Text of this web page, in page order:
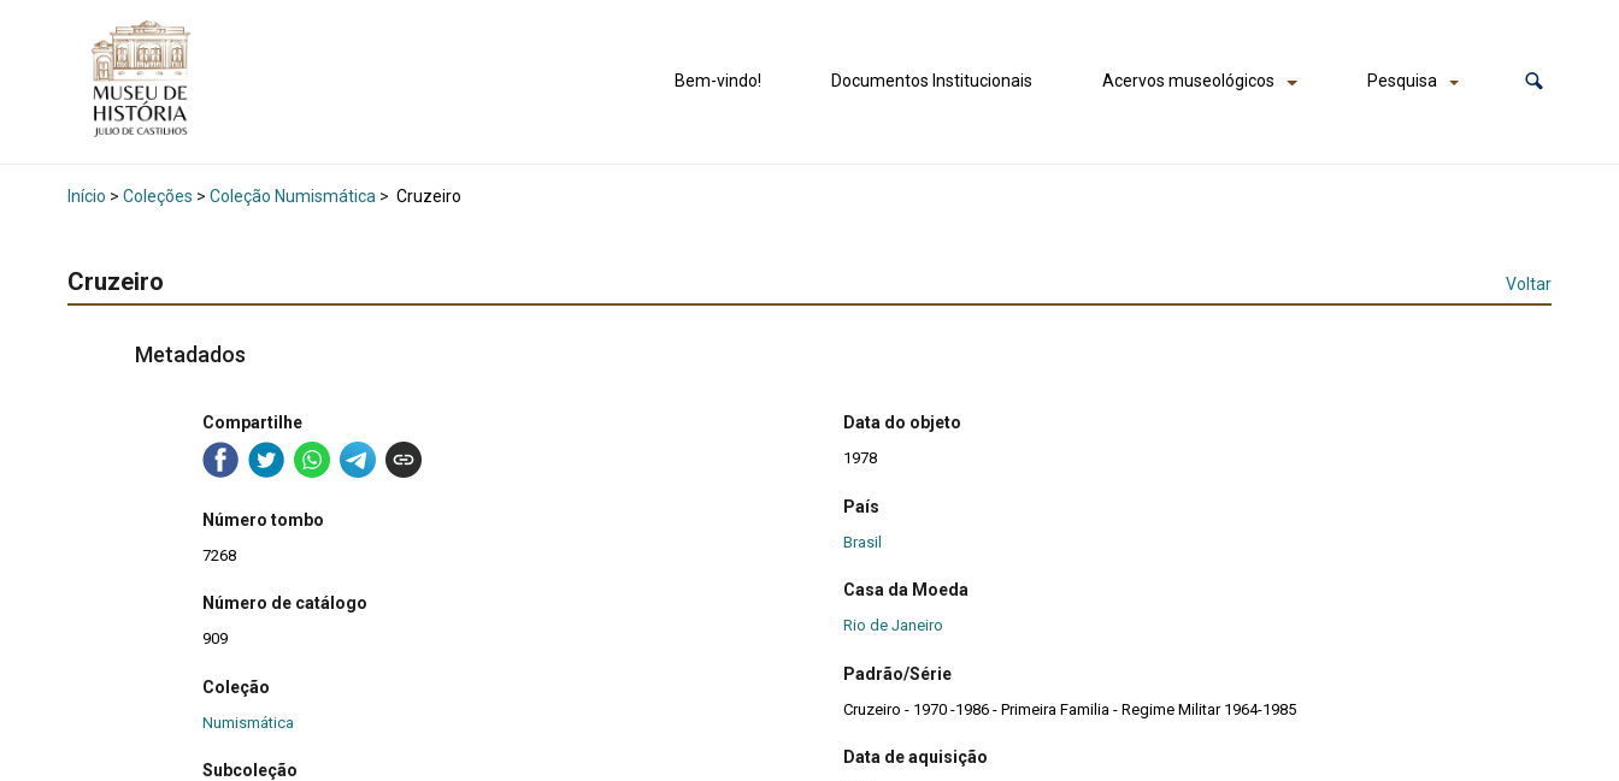
Bem-vindo! Documentos Institucionais Acervos museológicos Pesquisa
Início > Coleções > Coleção Numismática > Cruzeiro
Cruzeiro Voltar
Metadados
Compartilhe
Número tombo
7268
Número de catálogo
909
Coleção
Numismática
Subcoleção
Data do objeto
1978
País
Brasil
Casa da Moeda
Rio de Janeiro
Padrão/Série
Cruzeiro - 1970 -1986 - Primeira Familia - Regime Militar 1964-1985
Data de aquisição